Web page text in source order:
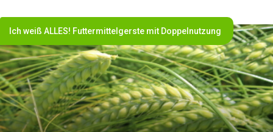
Ich weiß ALLES! Futtermittelgerste mit Doppelnutzung